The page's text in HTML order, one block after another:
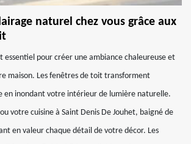
naturel chez vous grâce aux
essentiel pour créer une ambiance chaleureuse et
maison. Les fenêtres de toit transforment
en inondant votre intérieur de lumière naturelle.
votre cuisine à Saint Denis De Jouhet, baigné de
en valeur chaque détail de votre décor. Les